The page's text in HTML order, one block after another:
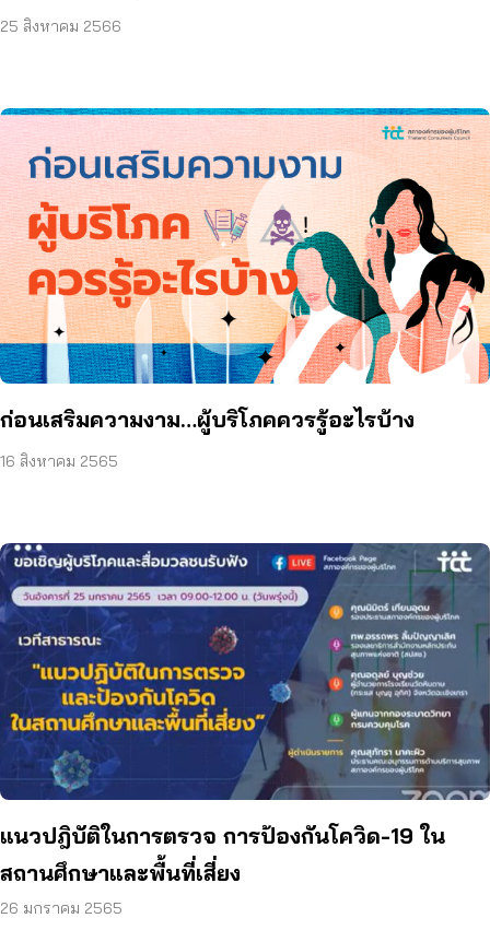
25 สิงหาคม 2566
ก่อนเสริมความงาม…ผู้บริโภคควรรู้อะไรบ้าง
16 สิงหาคม 2565
แนวปฎิบัติในการตรวจ การป้องกันโควิด-19 ใน
สถานศึกษาและพื้นที่เสี่ยง
26 มกราคม 2565